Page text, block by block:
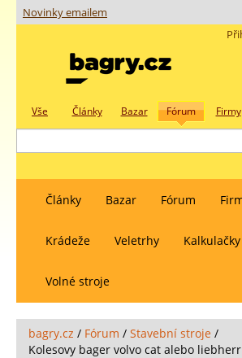
Novinky emailem
Vše Články Bazar Fórum Firmy
Články Bazar Fórum
Krádeže Veletrhy Kalkulačky
Volné stroje
bagry.cz / Fórum / Stavební stroje /
Kolesovy bager volvo cat alebo liebherr